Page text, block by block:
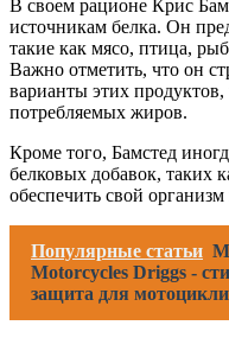
В своем рационе Крис
источникам белка. Он
такие как мясо, птица,
Важно отметить, что он
варианты этих
потребляемых жиров.
Кроме того, Бамстед
белковых добавок, таких
обеспечить свой
Популярные статьи
Motorcycles Driggs -
защита для